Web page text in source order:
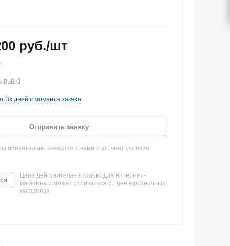
руб./шт
050.0
3х дней с момента заказа
Отправить заявку
обязательно свяжутся с вами и уточнят условия
Цена действительна только для интернет-
магазина и может отличаться от цен в розничных
магазинах